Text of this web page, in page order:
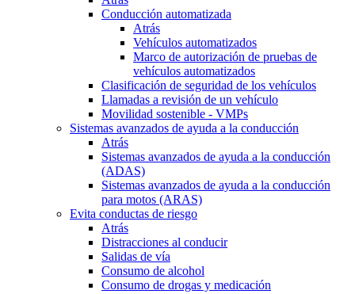
Conducción automatizada
Atrás
Vehículos automatizados
Marco de autorización de pruebas de
vehículos automatizados
Clasificación de seguridad de los vehículos
Llamadas a revisión de un vehículo
Movilidad sostenible - VMPs
Sistemas avanzados de ayuda a la conducción
Atrás
Sistemas avanzados de ayuda a la conducción
(ADAS)
Sistemas avanzados de ayuda a la conducción
para motos (ARAS)
Evita conductas de riesgo
Atrás
Distracciones al conducir
Salidas de vía
Consumo de alcohol
Consumo de drogas y medicación